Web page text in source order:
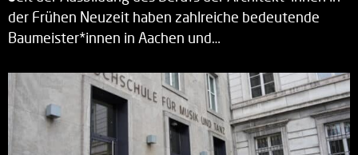
der Frühen Neuzeit haben zahlreiche bedeutende
Baumeister*innen in Aachen und…